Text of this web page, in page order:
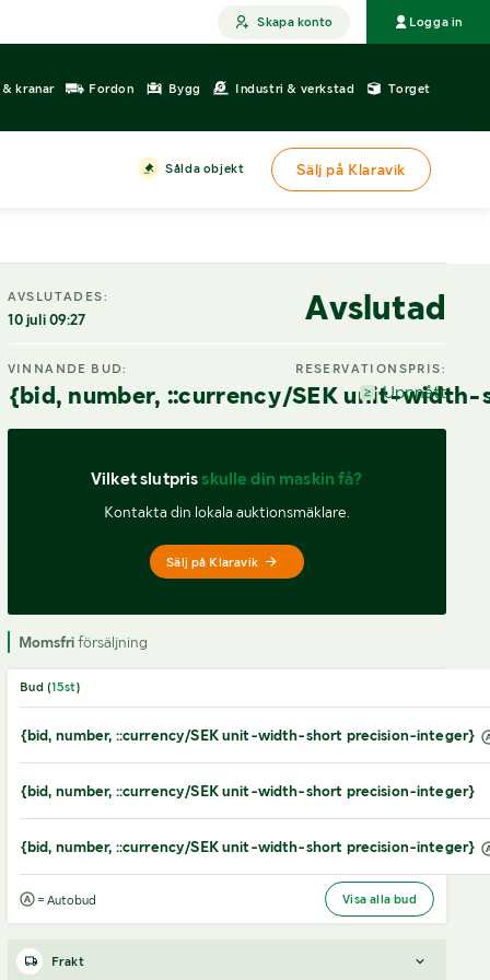
Skapa konto Logga in
kranar Fordon Bygg Industri & verkstad Torget
Sålda objekt Sälj på Klaravik
AVSLUTADES:
10 juli 09:27 Avslutad
VINNANDE BUD:
{bid, number, ::currency/SEK unit-
RESERVATIONSPRIS:
Uppnått
Vilket slutpris skulle din maskin få?
Kontakta din lokala auktionsmäklare.
Sälj på Klaravik
Momsfriförsäljning
Bud (15st)
{bid, number, ::currency/SEK unit-width-short precision-integer}
{bid, number, ::currency/SEK unit-width-short precision-integer}
{bid, number, ::currency/SEK unit-width-short precision-integer}
= Autobud Visa alla bud
Frakt